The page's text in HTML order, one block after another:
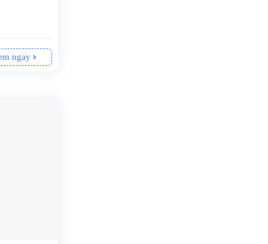
ngay